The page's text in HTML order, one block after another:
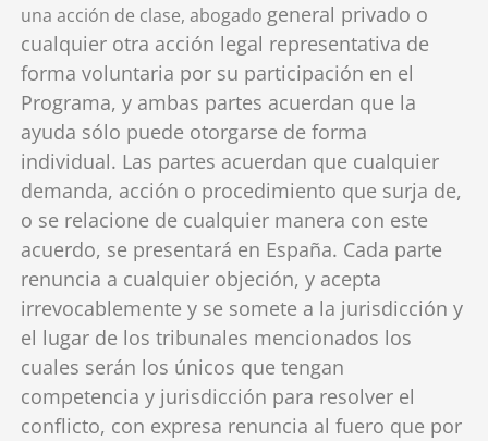
una acción de clase, abogado general privado o
cualquier otra acción legal representativa de
forma voluntaria por su participación en el
Programa, y ambas partes acuerdan que la
ayuda sólo puede otorgarse de forma
individual. Las partes acuerdan que cualquier
demanda, acción o procedimiento que surja de,
o se relacione de cualquier manera con este
acuerdo, se presentará en España. Cada parte
renuncia a cualquier objeción, y acepta
irrevocablemente y se somete a la jurisdicción y
el lugar de los tribunales mencionados los
cuales serán los únicos que tengan
competencia y jurisdicción para resolver el
conflicto, con expresa renuncia al fuero que por